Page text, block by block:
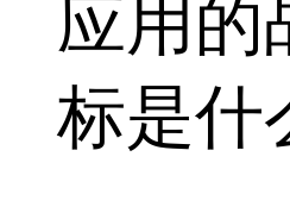
应用的
标是什